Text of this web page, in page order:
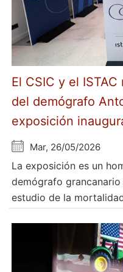
El CSIC y el
del demógrafo
exposición
Mar, 26/05/2026
La exposición es un
demógrafo
estudio de la